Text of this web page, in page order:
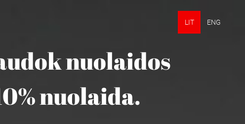
LIT ENG
nuolaidos
nuolaida.